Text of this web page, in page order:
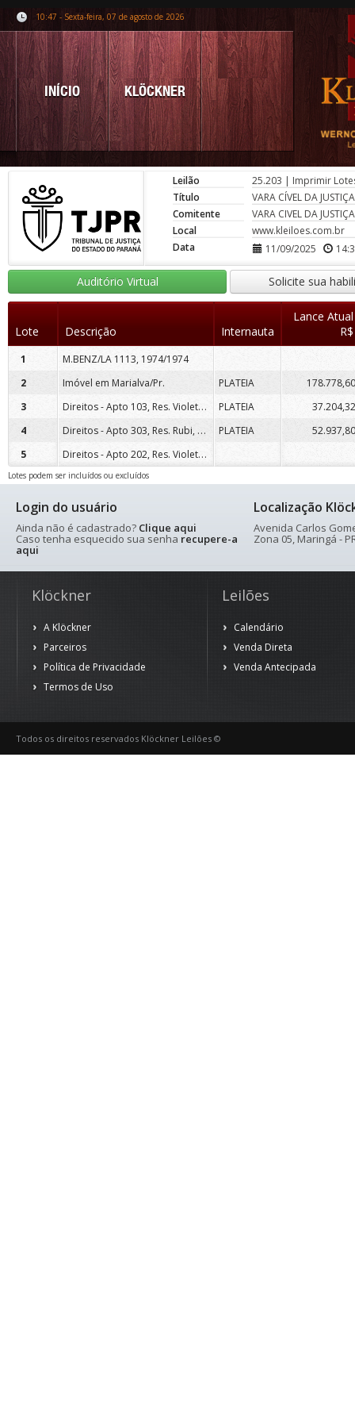
10:47 - Sexta-feira, 07 de agosto de 2026
INÍCIO KLÖCKNER
Leilão 25.203 | Imprimir
Título
VARA CÍVEL DA
Comitente
VARA CIVEL DA
Local
www.kleiloes.com.br
Data
11/09/2025
Auditório Virtual Solicite sua
Lote Descrição Internauta
Lance Atual
R$
1
M.BENZ/LA 1113, 1974/1974
2
Imóvel em Marialva/Pr. PLATEIA
178.778,60
3
Direitos - Apto 103, Res. Violeta, Marialva/Pr. PLATEIA
37.204,32
4
Direitos - Apto 303, Res. Rubi, Marialva/Pr. PLATEIA
52.937,80
5
Direitos - Apto 202, Res. Violeta, Marialva/Pr.
Lotes podem ser incluídos ou excluídos
Login do usuário
Ainda não é cadastrado? Clique aqui
Caso tenha esquecido sua senha recupere-a
aqui
Localização
Avenida Carlos
Zona 05, Maringá -
Klöckner
A Klöckner
Parceiros
Política de Privacidade
Termos de Uso
Leilões
Calendário
Venda Direta
Venda Antecipada
Todos os direitos reservados Klöckner Leilões ©